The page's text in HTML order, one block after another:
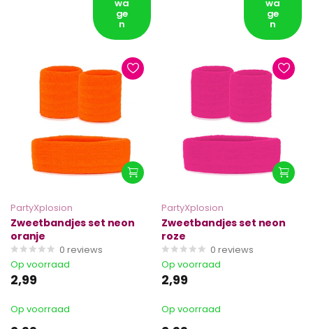
wa
ge
n
wa
ge
n
PartyXplosion
Zweetbandjes set neon
oranje
0 reviews
Op voorraad
2,99
Op voorraad
PartyXplosion
Zweetbandjes set neon
roze
0 reviews
Op voorraad
2,99
Op voorraad